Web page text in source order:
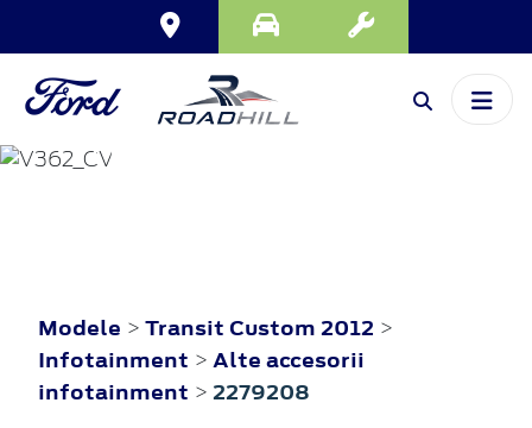
TRANSIT CUSTOM
Modele > Transit Custom 2012 >
Infotainment > Alte accesorii
infotainment > 2279208